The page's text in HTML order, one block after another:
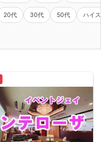
20代 30代 50代 ハイ